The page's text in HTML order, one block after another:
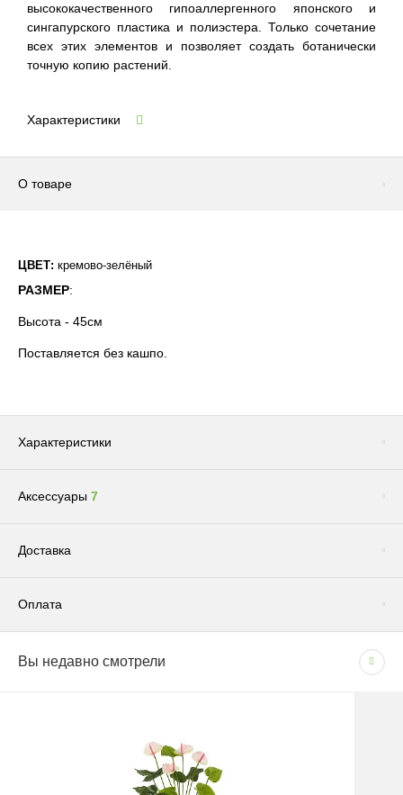
высококачественного гипоаллергенного японского и
сингапурского пластика и полиэстера. Только сочетание
всех этих элементов и позволяет создать ботанически
точную копию растений.
Характеристики
О товаре
ЦВЕТ: кремово-зелёный
РАЗМЕР:
Высота - 45см
Поставляется без кашпо.
Характеристики
Аксессуары 7
Грунт "Эффект" универсальный для всех видов растений 5л
Доставка
Доставка — 1–2 рабочих дня после оформления
заказа; при безналичной оплате — после поступления
средств на счёт.
Оплата
СПОСОБЫ ОПЛАТЫ
Вы недавно смотрели